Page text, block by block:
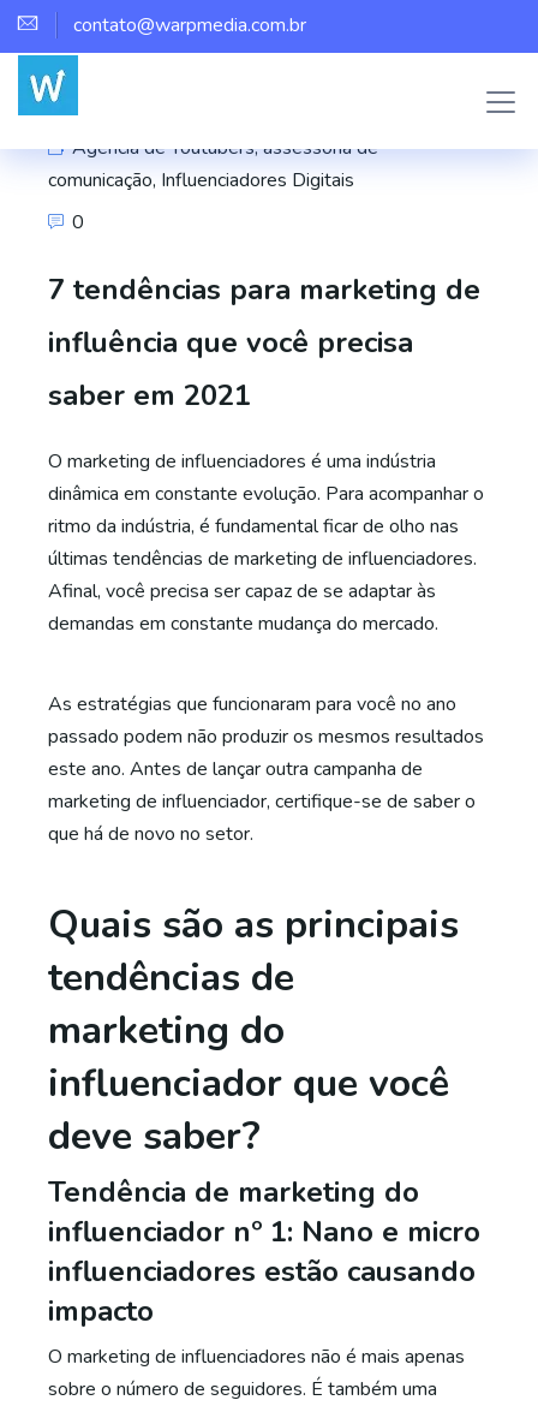
contato@warpmedia.com.br
Agência de Youtubers,assessoria de
comunicação, Influenciadores Digitais
0
7 tendências para marketing de
influência que você precisa
saber em 2021
O marketing de influenciadores é uma indústria
dinâmica em constante evolução. Para acompanhar o
ritmo da indústria, é fundamental ficar de olho nas
últimas tendências de marketing de influenciadores.
Afinal, você precisa ser capaz de se adaptar às
demandas em constante mudança do mercado.
As estratégias que funcionaram para você no ano
passado podem não produzir os mesmos resultados
este ano. Antes de lançar outra campanha de
marketing de influenciador, certifique-se de saber o
que há de novo no setor.
Quais são as principais
tendências de
marketing do
influenciador que você
deve saber?
Tendência de marketing do
influenciador nº 1: Nano e micro
influenciadores estão causando
impacto
O marketing de influenciadores não é mais apenas
sobre o número de seguidores. É também uma